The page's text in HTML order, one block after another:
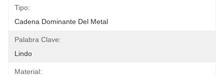
Tipo:
Cadena Dominante Del Metal
Palabra Clave:
Lindo
Material: